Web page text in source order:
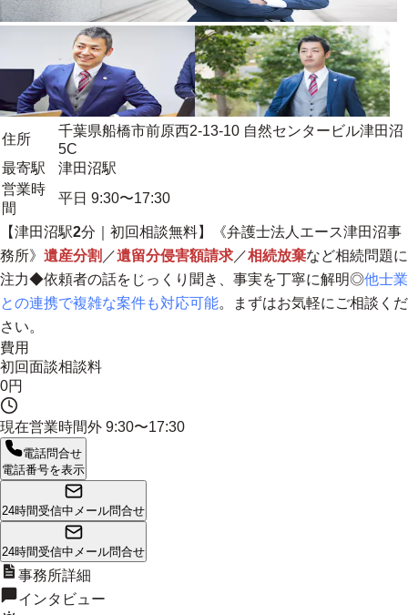
住所
千葉県船橋市前原西2-13-10 自然センタービル津田沼
5C
最寄駅
津田沼駅
営業時
間
平日 9:30〜17:30
【津田沼駅2分｜初回相談無料】《弁護士法人エース津田沼事
務所》 遺産分割 ／遺留分侵害額請求 ／相続放棄など相続問題に
注力◆依頼者の話をじっくり聞き、事実を丁寧に解明◎他士業
との連携で複雑な案件も対応可能。まずはお気軽にご相談くだ
さい。
費用
初回面談相談料
0円
現在営業時間外 9:30〜17:30
電話問合せ
電話番号を表示
24時間受信中 メール問合せ
24時間受信中 メール問合せ
事務所詳細
インタビュー